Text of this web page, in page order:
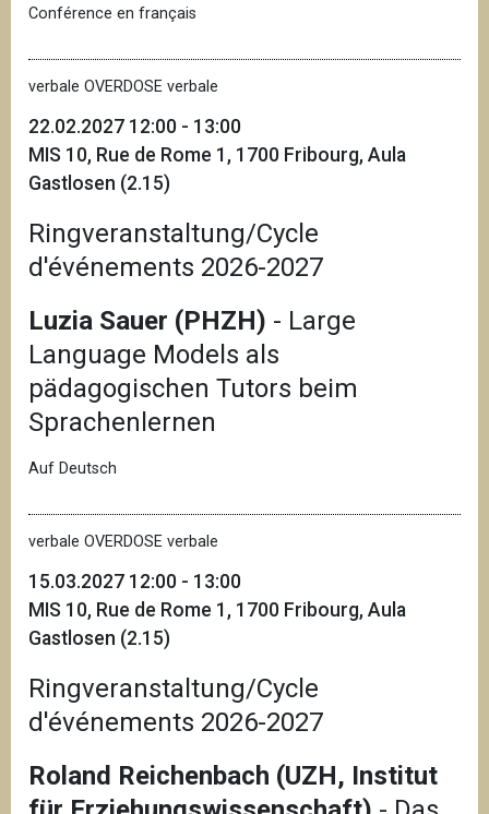
Conférence en français
verbale OVERDOSE verbale
22.02.2027 12:00 - 13:00
MIS 10, Rue de Rome 1, 1700 Fribourg, Aula
Gastlosen (2.15)
Ringveranstaltung/Cycle
d'événements 2026-2027
Luzia Sauer (PHZH) - Large
Language Models als
pädagogischen Tutors beim
Sprachenlernen
Auf Deutsch
verbale OVERDOSE verbale
15.03.2027 12:00 - 13:00
MIS 10, Rue de Rome 1, 1700 Fribourg, Aula
Gastlosen (2.15)
Ringveranstaltung/Cycle
d'événements 2026-2027
Roland Reichenbach (UZH, Institut